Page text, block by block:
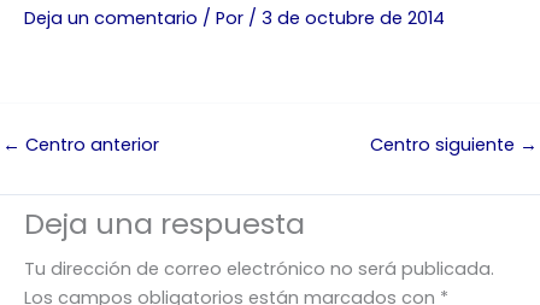
Deja un comentario / Por / 3 de octubre de 2014
← Centro anterior Centro siguiente →
Deja una respuesta
Tu dirección de correo electrónico no será publicada.
Los campos obligatorios están marcados con *